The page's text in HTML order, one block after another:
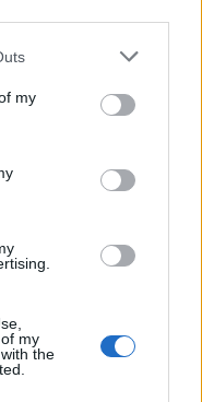
one or more Google
You may click to
third-party tags to
in below Google
my
my
the
nyarán
ő akkor 17
Egy cégnél
Dávid,
nem bánja ezt
a
most
című,
Fehér Judit
korára